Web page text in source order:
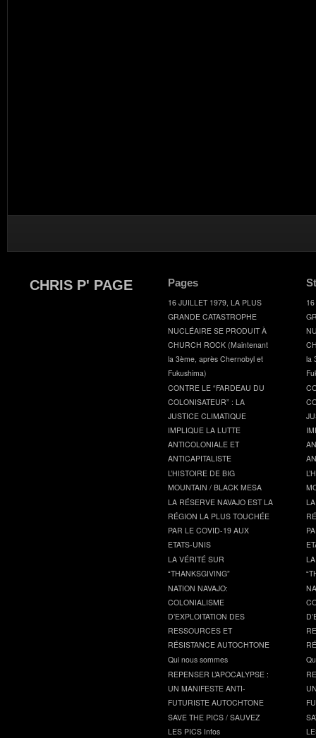
CHRIS P' PAGE Pages
16 JUILLET 1979, LA PLUS
GRANDE CATASTROPHE
NUCLÉAIRE SE PRODUIT À
CHURCH ROCK (Maintenant
la 3ème, après Chernobyl et
Fukushima)
CONTRE LE “FARDEAU DU
COLONISATEUR” : LA
JUSTICE CLIMATIQUE
IMPLIQUE LA LUTTE
ANTICOLONIALE ET
ANTICAPITALISTE
L’HISTOIRE DE BIG
MOUNTAIN / BLACK MESA
LA RÉSERVE NAVAJO EST LA
RÉGION LA PLUS TOUCHÉE
PAR LE COVID-19 AUX
ETATS-UNIS
LA VÉRITÉ SUR
“THANKSGIVING”
NATION NAVAJO:
COLONIALISME
D’EXPLOITATION DES
RESSOURCES ET
RÉSISTANCE AUTOCHTONE
Qui nous sommes
REPENSER L’APOCALYPSE :
UN MANIFESTE ANTI-
FUTURISTE AUTOCHTONE
SAVE THE PICS / SAUVEZ
LES PICS Infos
la